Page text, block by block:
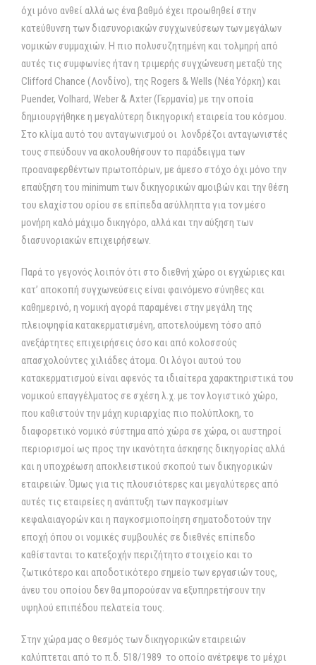
όχι μόνο ανθεί αλλά ως ένα βαθμό έχει προωθηθεί στην
κατεύθυνση των διασυνοριακών συγχωνεύσεων των μεγάλων
νομικών συμμαχιών. Η πιο πολυσυζητημένη και τολμηρή από
αυτές τις συμφωνίες ήταν η τριμερής συγχώνευση μεταξύ της
Clifford Chance (Λονδίνο), της Rogers & Wells (Νέα Υόρκη) και
Puender, Volhard, Weber & Axter (Γερμανία) με την οποία
δημιουργήθηκε η μεγαλύτερη δικηγορική εταιρεία του κόσμου.
Στο κλίμα αυτό του ανταγωνισμού οι λονδρέζοι ανταγωνιστές
τους σπεύδουν να ακολουθήσουν το παράδειγμα των
προαναφερθέντων πρωτοπόρων, με άμεσο στόχο όχι μόνο την
επαύξηση του minimum των δικηγορικών αμοιβών και την θέση
του ελαχίστου ορίου σε επίπεδα ασύλληπτα για τον μέσο
μονήρη καλό μάχιμο δικηγόρο, αλλά και την αύξηση των
διασυνοριακών επιχειρήσεων.
Παρά το γεγονός λοιπόν ότι στο διεθνή χώρο οι εγχώριες και
κατ’ αποκοπή συγχωνεύσεις είναι φαινόμενο σύνηθες και
καθημερινό, η νομική αγορά παραμένει στην μεγάλη της
πλειοψηφία κατακερματισμένη, αποτελούμενη τόσο από
ανεξάρτητες επιχειρήσεις όσο και από κολοσσούς
απασχολούντες χιλιάδες άτομα. Οι λόγοι αυτού του
κατακερματισμού είναι αφενός τα ιδιαίτερα χαρακτηριστικά του
νομικού επαγγέλματος σε σχέση λ.χ. με τον λογιστικό χώρο,
που καθιστούν την μάχη κυριαρχίας πιο πολύπλοκη, το
διαφορετικό νομικό σύστημα από χώρα σε χώρα, οι αυστηροί
περιορισμοί ως προς την ικανότητα άσκησης δικηγορίας αλλά
και η υποχρέωση αποκλειστικού σκοπού των δικηγορικών
εταιρειών. Όμως για τις πλουσιότερες και μεγαλύτερες από
αυτές τις εταιρείες η ανάπτυξη των παγκοσμίων
κεφαλαιαγορών και η παγκοσμιοποίηση σηματοδοτούν την
εποχή όπου οι νομικές συμβουλές σε διεθνές επίπεδο
καθίστανται το κατεξοχήν περιζήτητο στοιχείο και το
ζωτικότερο και αποδοτικότερο σημείο των εργασιών τους,
άνευ του οποίου δεν θα μπορούσαν να εξυπηρετήσουν την
υψηλού επιπέδου πελατεία τους.
Στην χώρα μας ο θεσμός των δικηγορικών εταιρειών
καλύπτεται από το π.δ. 518/1989 το οποίο ανέτρεψε το μέχρι